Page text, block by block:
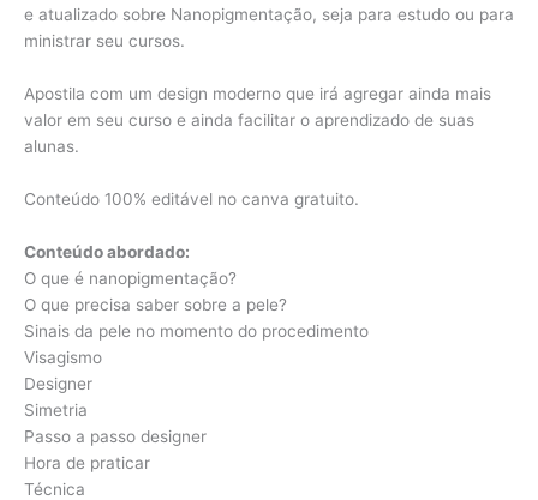
e atualizado sobre Nanopigmentação, seja para estudo ou para
ministrar seu cursos.
Apostila com um design moderno que irá agregar ainda mais
valor em seu curso e ainda facilitar o aprendizado de suas
alunas.
Conteúdo 100% editável no canva gratuito.
Conteúdo abordado:
O que é nanopigmentação?
O que precisa saber sobre a pele?
Sinais da pele no momento do procedimento
Visagismo
Designer
Simetria
Passo a passo designer
Hora de praticar
Técnica